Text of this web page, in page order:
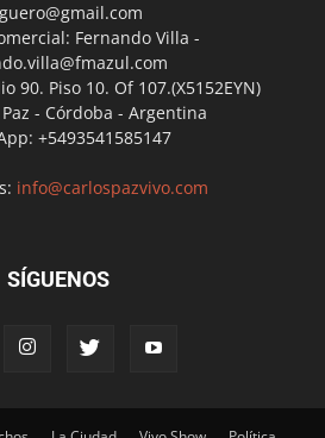
Fernando Villa -
90. Piso 10. Of 107.(X5152EYN)
- Córdoba - Argentina
+5493541585147
info@carlospazvivo.com
SÍGUENOS